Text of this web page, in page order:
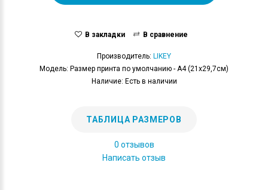
В закладки В сравнение
Производитель: LIKEY
Модель: Размер принта по умолчанию - А4 (21x29,7см)
Наличие: Есть в наличии
ТАБЛИЦА РАЗМЕРОВ
0 отзывов
Написать отзыв